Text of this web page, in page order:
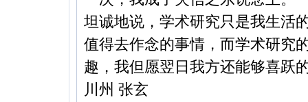
坦诚地说，学术研究只是我生活
值得去作念的事情，而学术研究
趣，我但愿翌日我方还能够喜跃
川州 张玄